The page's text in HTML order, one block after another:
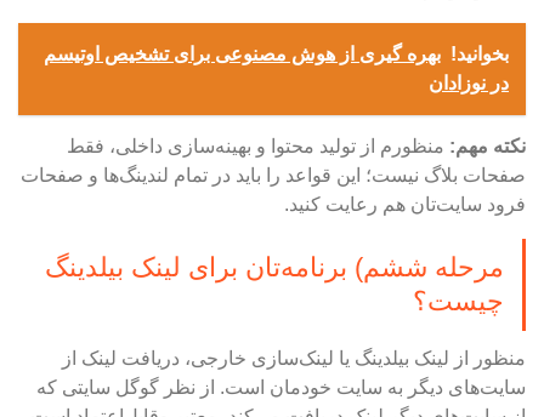
بخوانید! بهره گیری از هوش مصنوعی برای تشخیص اوتیسم
در نوزادان
نکته مهم: منظورم از تولید محتوا و بهینه‌سازی داخلی، فقط
صفحات بلاگ نیست؛ این قواعد را باید در تمام لندینگ‌‌ها و صفحات
فرود سایت‌تان هم رعایت کنید.
مرحله ششم) برنامه‌تان برای لینک بیلدینگ
چیست؟
منظور از لینک‌ بیلدینگ یا لینک‌سازی خارجی، دریافت لینک از
سایت‌های دیگر به سایت خودمان است. از نظر گوگل سایتی که